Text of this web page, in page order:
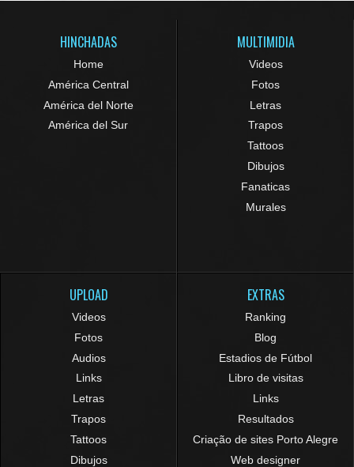
HINCHADAS
Home
América Central
América del Norte
América del Sur
MULTIMIDIA
Videos
Fotos
Letras
Trapos
Tattoos
Dibujos
Fanaticas
Murales
UPLOAD
Videos
Fotos
Audios
Links
Letras
Trapos
Tattoos
Dibujos
EXTRAS
Ranking
Blog
Estadios de Fútbol
Libro de visitas
Links
Resultados
Criação de sites Porto Alegre
Web designer